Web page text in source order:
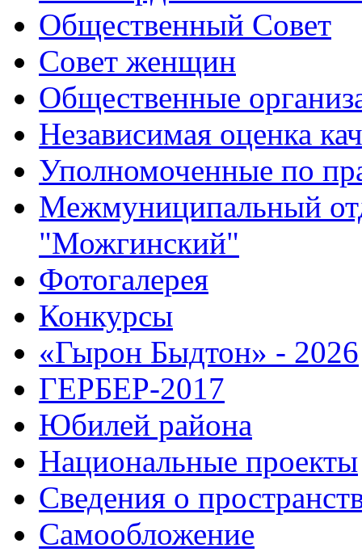
Общественный Совет
Совет женщин
Общественные
Независимая оценка
Уполномоченные по
Межмуниципальный
"Можгинский"
Фотогалерея
Конкурсы
«Гырон Быдтон» - 2026
ГЕРБЕР-2017
Юбилей района
Национальные проекты
Сведения о
Самообложение